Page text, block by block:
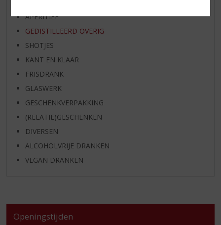
APERITIEF
GEDISTILLEERD OVERIG
SHOTJES
KANT EN KLAAR
FRISDRANK
GLASWERK
GESCHENKVERPAKKING
(RELATIE)GESCHENKEN
DIVERSEN
ALCOHOLVRIJE DRANKEN
VEGAN DRANKEN
Openingstijden